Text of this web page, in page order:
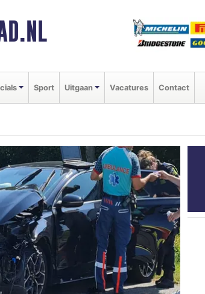
Sport Uitgaan Vacatures Contact